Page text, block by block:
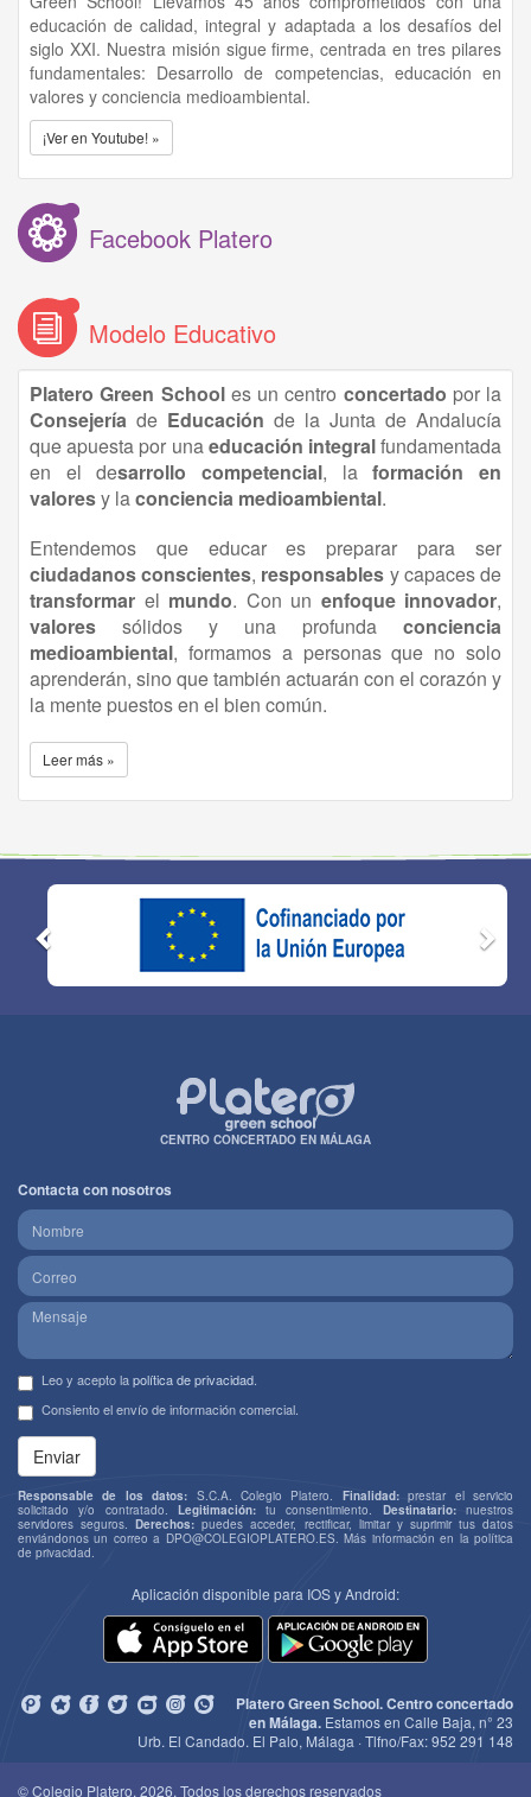
educación de calidad, integral y adaptada a los desafíos del
siglo XXI. Nuestra misión sigue firme, centrada en tres pilares
fundamentales: Desarrollo de competencias, educación en
valores y conciencia medioambiental.
¡Ver en Youtube! »
Facebook Platero
Modelo Educativo
Platero Green Schooles un centro concertado por la
Consejería de Educación de la Junta de Andalucía
que apuesta por unaeducación integralfundamentada
en el desarrollo competencial, laformación en
valoresy laconciencia medioambiental.
Entendemos que educar es preparar para ser
ciudadanos conscientes, responsables y capaces de
transformar el mundo. Con un enfoque innovador,
valores sólidos y una profunda conciencia
medioambiental, formamos a personas que no solo
aprenderán, sino que también actuarán con el corazón y
la mente puestos en el bien común.
Leer más »
CENTRO CONCERTADO EN MÁLAGA
Contacta con nosotros
Leo y acepto lapolítica de privacidad
Consiento el envío de información comercial.
Enviar
Responsable de los datos: S.C.A. Colegio Platero. Finalidad:prestar el servicio
solicitado y/o contratado. Legitimación:tu consentimiento. Destinatario:nuestros
servidores seguros.Derechos: puedes acceder, rectificar, limitar y suprimir tus datos
enviándonos un correo a DPO@COLEGIOPLATERO.ES. Más información en lapolítica
de privacidad.
Aplicación disponible para IOS y Android:
Platero Green School. Centro concertado
en Málaga. Estamos en Calle Baja, n° 23
Urb. El Candado. El Palo, Málaga · Tlfno/Fax:952 291 148
© Colegio Platero, 2026. Todos los derechos reservados